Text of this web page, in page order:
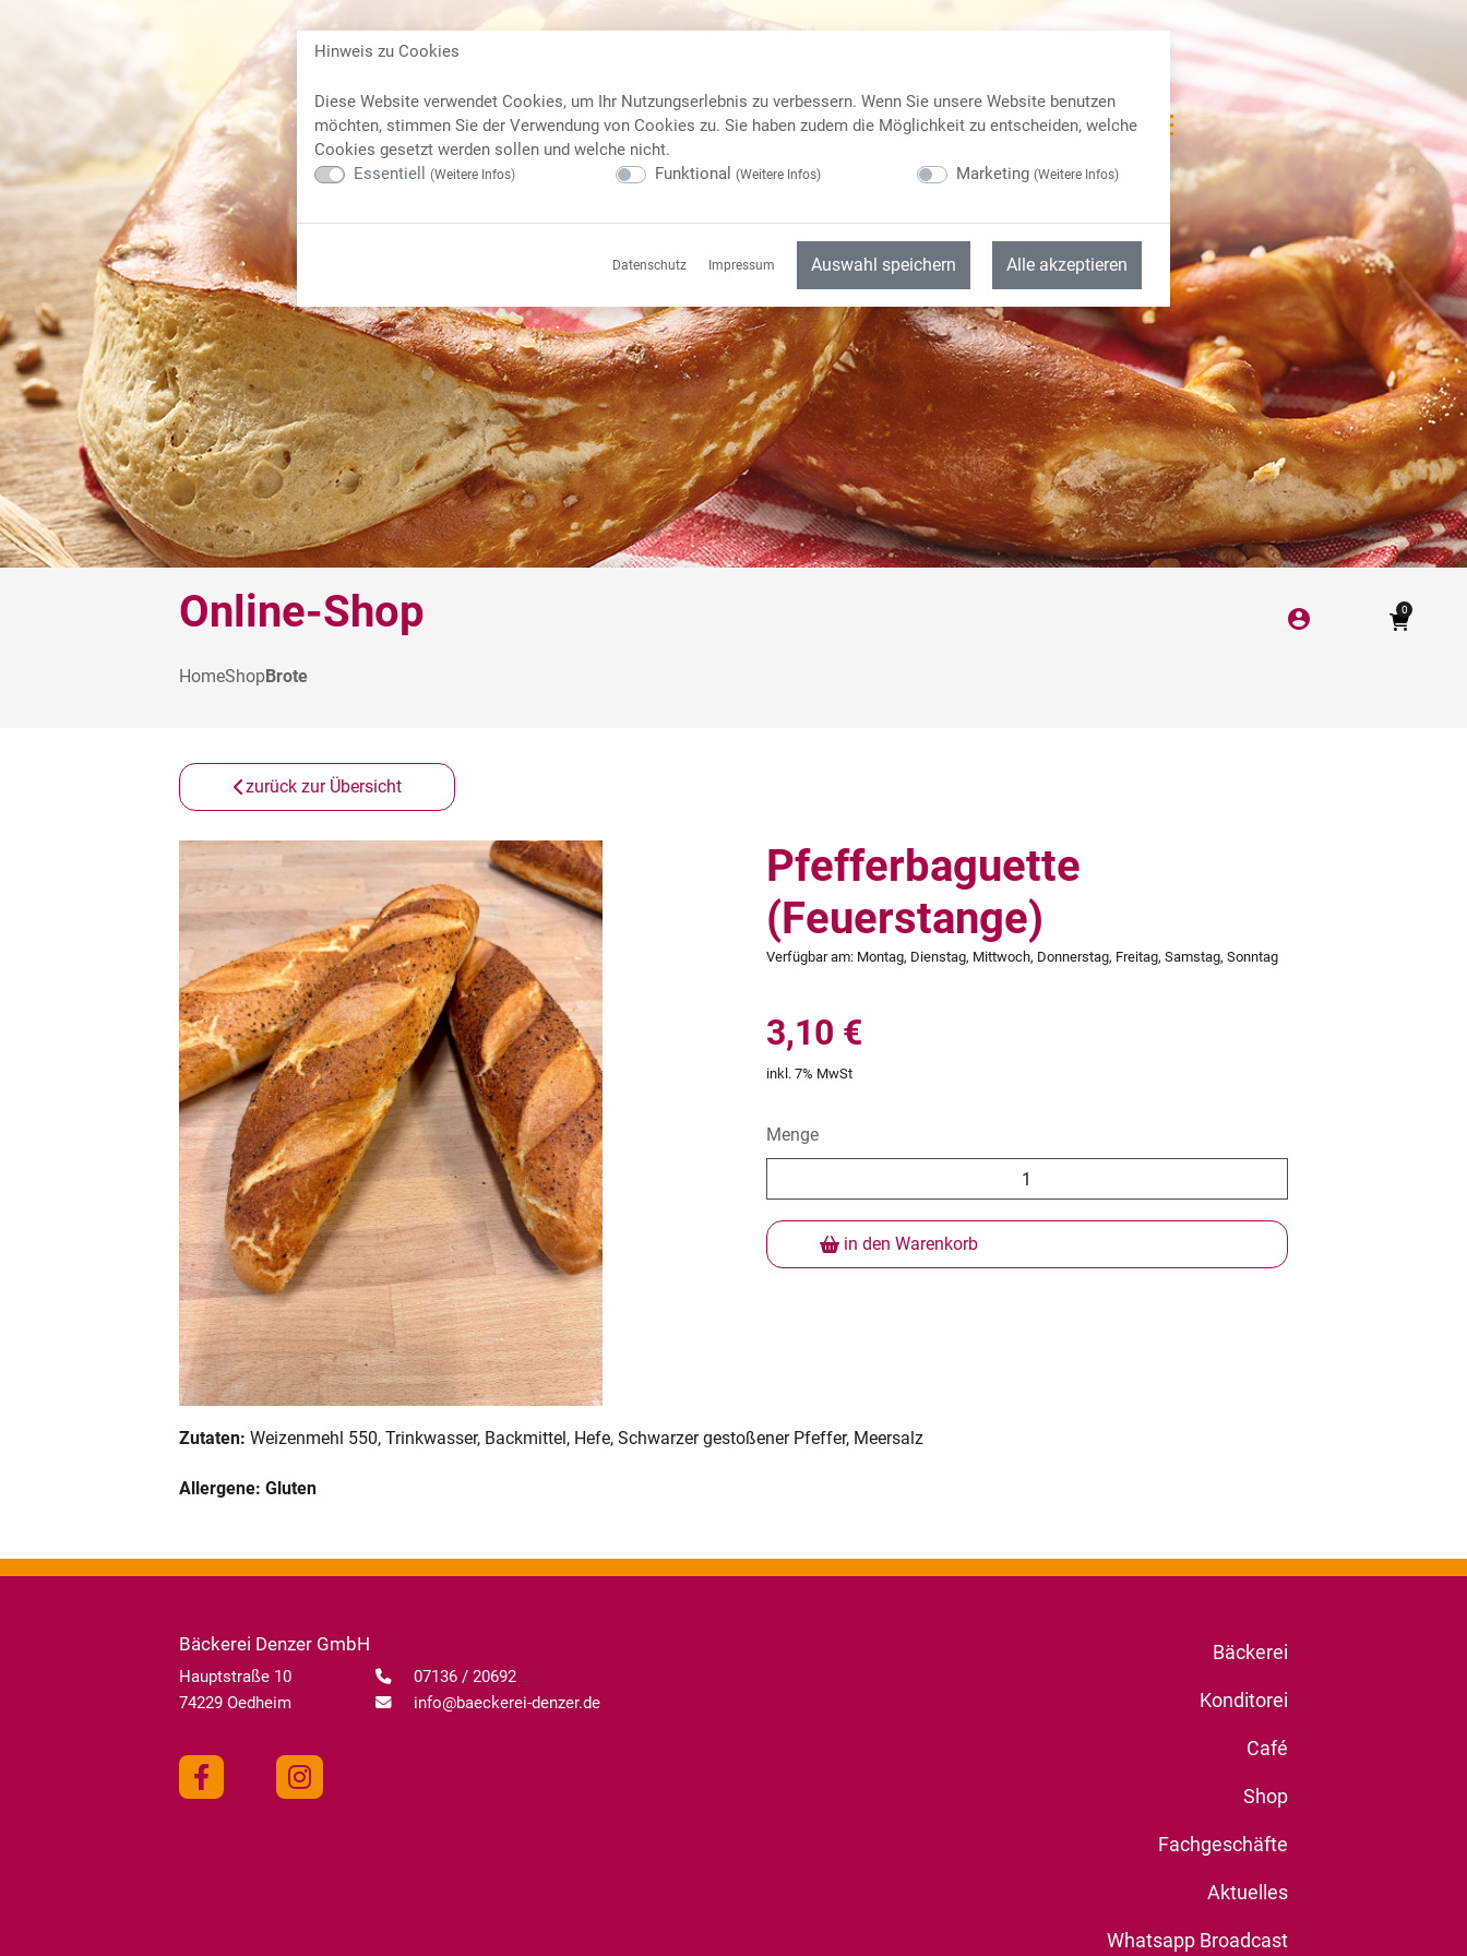
account_circle 0
Online-Shop
HomeShopBrote
zurück zur Übersicht
Pfefferbaguette
(Feuerstange)
Verfügbar am: Montag, Dienstag, Mittwoch, Donnerstag, Freitag, Samstag, Sonntag
3,10 €
inkl. 7% MwSt
Menge
in den Warenkorb
Zutaten: Weizenmehl 550, Trinkwasser, Backmittel, Hefe, Schwarzer gestoßener Pfeffer, Meersalz
Allergene: Gluten
Bäckerei Denzer GmbH
Hauptstraße 10
74229 Oedheim
07136 / 20692
info@baeckerei-denzer.de
Bäckerei
Konditorei
Café
Shop
Fachgeschäfte
Aktuelles
Whatsapp Broadcast
Hinweis zu Cookies
Diese Website verwendet Cookies, um Ihr Nutzungserlebnis zu verbessern. Wenn Sie unsere Website benutzen
möchten, stimmen Sie der Verwendung von Cookies zu. Sie haben zudem die Möglichkeit zu entscheiden, welche
Cookies gesetzt werden sollen und welche nicht.
Essentiell
(Weitere Infos) Funktional (Weitere Infos) Marketing (Weitere Infos)
Datenschutz Impressum Auswahl speichern Alle akzeptieren